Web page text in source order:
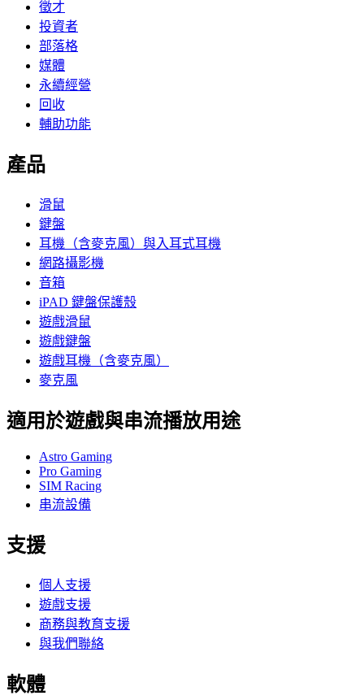
徵才
投資者
部落格
媒體
永續經營
回收
輔助功能
產品
滑鼠
鍵盤
耳機（含麥克風）與入耳式耳機
網路攝影機
音箱
iPAD 鍵盤保護殼
遊戲滑鼠
遊戲鍵盤
遊戲耳機（含麥克風）
麥克風
適用於遊戲與串流播放用途
Astro Gaming
Pro Gaming
SIM Racing
串流設備
支援
個人支援
遊戲支援
商務與教育支援
與我們聯絡
軟體